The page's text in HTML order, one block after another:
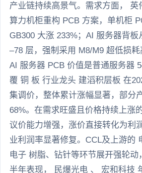
产业链持续高景气。需求方面， 英
算力机柜重构 PCB 方案，单机柜
GB300 大涨 233%；AI 服务器背
–78 层，强制采用 M8/M9 超低损
AI 服务器 PCB 价值是普通服务器
覆 铜 板 行业龙头 建滔积层板 在
集调价，整体累计涨幅显著，部分
68%。在需求旺盛且价格持续上涨
议价能力增强，涨价直接转化为利
业利润率显著修复。CCL及上游的
电子 树脂、钻针等环节展开强轮动
半年表现， 民爆光电 、 宏和科技